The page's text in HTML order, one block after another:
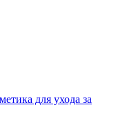
для ухода за